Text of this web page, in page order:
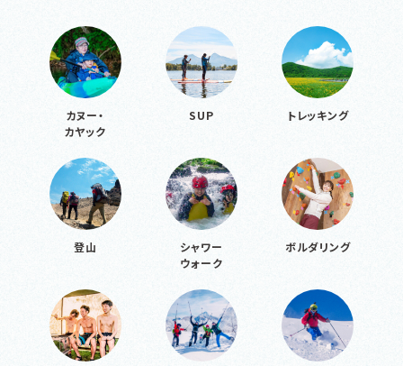
カヌー・
カヤック
SUP トレッキング
登山
シャワー
ウォーク
ボルダリング